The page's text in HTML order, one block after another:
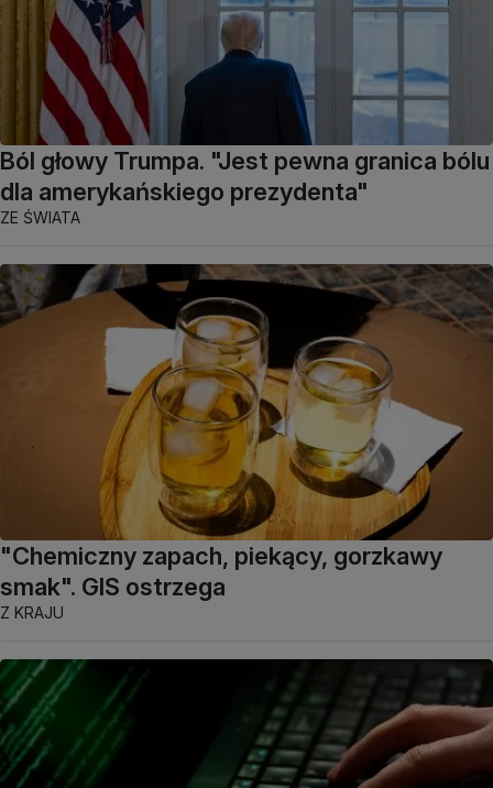
Ból głowy Trumpa. "Jest pewna granica bólu
dla amerykańskiego prezydenta"
ZE ŚWIATA
"Chemiczny zapach, piekący, gorzkawy
smak". GIS ostrzega
Z KRAJU